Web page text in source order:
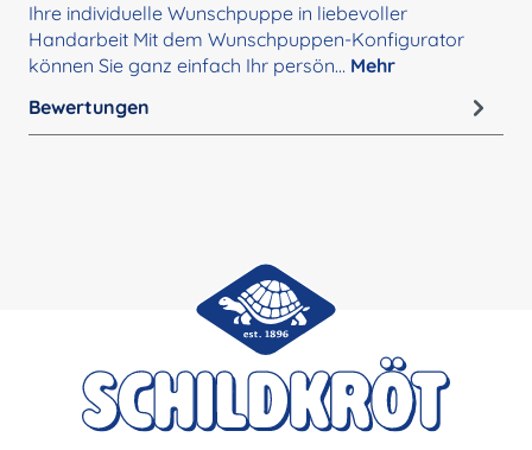
Ihre individuelle Wunschpuppe in liebevoller
Handarbeit Mit dem Wunschpuppen-Konfigurator
können Sie ganz einfach Ihr persön… Mehr
Bewertungen